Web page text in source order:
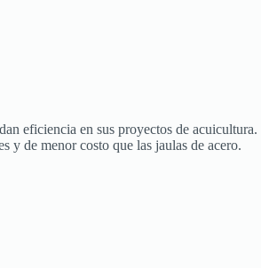
eficiencia en sus proyectos de acuicultura.
y de menor costo que las jaulas de acero.